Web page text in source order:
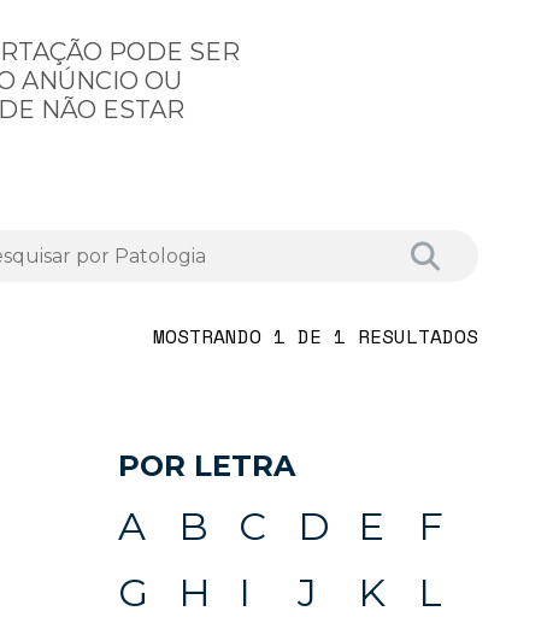
PODE SER
ANÚNCIO OU
NÃO ESTAR
MOSTRANDO 1 DE 1 RESULTADOS
POR LETRA
A B C D E
F
G
H I J K
L